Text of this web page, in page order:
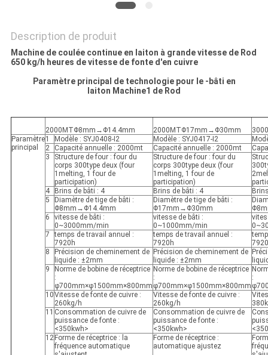
POLICY
Description de produit
Machine de coulée continue en laiton à grande vitesse de Rod
650 kg/h heures de vitesse de fonte d'en cuivre
Paramètre principal de technologie pour le -bâti en
laiton Machine1 de Rod
2000MTΦ8mm→Φ14.4mm 2000MTΦ17mm→Φ30mm
Paramètre
principal
1 Modèle : SYJ0408-I2 Modèle : SYJ0417-I2
2
Capacité annuelle : 2000mt Capacité annuelle : 2000mt
3
Structure de four : four du
corps 300type deux (four
1melting, 1 four de
participation)
Structure de four : four du
corps 300type deux (four
1melting, 1 four de
participation)
4
Brins de bâti : 4 Brins de bâti : 4
5
Diamètre de tige de bâti :
Φ8mm→Φ14.4mm
Diamètre de tige de bâti :
Φ17mm→Φ30mm
6
vitesse de bâti :
0~3000mm/min
vitesse de bâti :
0~1000mm/min
7
temps de travail annuel :
7920h
temps de travail annuel :
7920h
8
Précision de cheminement de
liquide : ±2mm
Précision de cheminement de
liquide : ±2mm
9
Norme de bobine de réceptrice
:
φ700mm×φ1500mm×800mm
Norme de bobine de réceptrice
:
φ700mm×φ1500mm×800mm
:
10Vitesse de fonte de cuivre :
260kg/h
Vitesse de fonte de cuivre :
260kg/h
11 Consommation de cuivre de
puissance de fonte :
<350kwh>
Consommation de cuivre de
puissance de fonte :
<350kwh>
12 Forme de réceptrice : la
fréquence automatique
Forme de réceptrice :
automatique ajustez